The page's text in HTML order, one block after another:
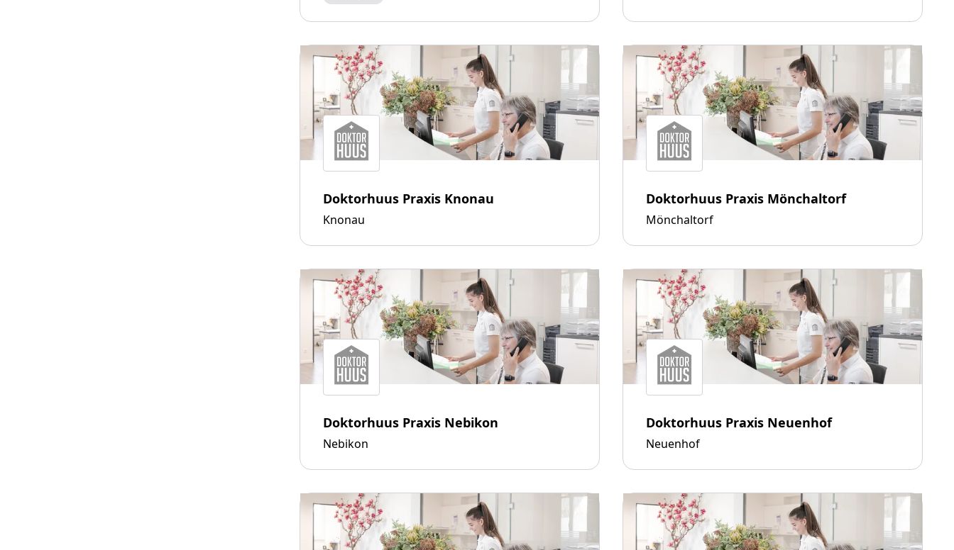
Doktorhuus Praxis Knonau
Knonau
Doktorhuus Praxis Mönchaltorf
Mönchaltorf
Doktorhuus Praxis Nebikon
Nebikon
Doktorhuus Praxis Neuenhof
Neuenhof